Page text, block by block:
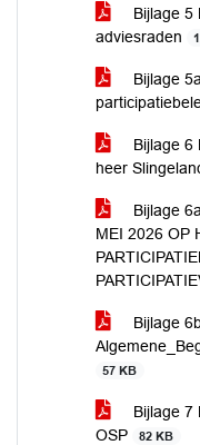
Bijlage 5
adviesraden
Bijlage
Bijlage 6
heer
Bijlage
MEI 2026 OP
Bijlage
57 KB
Bijlage 7
OSP
82 KB